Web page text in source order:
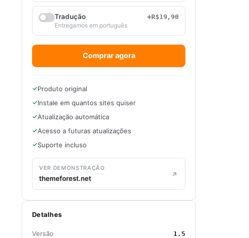
Tradução
+R$19,90
Entregamos em português
Comprar agora
Produto original
Instale em quantos sites quiser
Atualização automática
Acesso a futuras atualizações
Suporte incluso
VER DEMONSTRAÇÃO
themeforest.net
Detalhes
Versão 1.5